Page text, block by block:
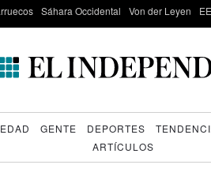
Sáhara Occidental Von der Leyen
GENTE DEPORTES
ARTÍCULOS